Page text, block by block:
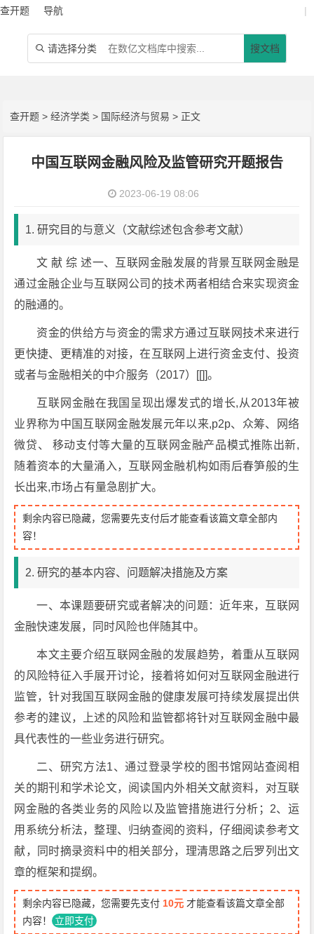
查开题 导航 |
 请选择分类 搜文档
查开题 >经济学类 > 国际经济与贸易 > 正文
中国互联网金融风险及监管研究开题报告
2023-06-19 08:06
1. 研究目的与意义（文献综述包含参考文献）
文 献 综 述一、互联网金融发展的背景互联网金融是
通过金融企业与互联网公司的技术两者相结合来实现资金
的融通的。
资金的供给方与资金的需求方通过互联网技术来进行
更快捷、更精准的对接，在互联网上进行资金支付、投资
或者与金融相关的中介服务（2017）[[]]。
互联网金融在我国呈现出爆发式的增长,从2013年被
业界称为中国互联网金融发展元年以来,p2p、众筹、网络
微贷、 移动支付等大量的互联网金融产品模式推陈出新,
随着资本的大量涌入，互联网金融机构如雨后春笋般的生
长出来,市场占有量急剧扩大。
剩余内容已隐藏，您需要先支付后才能查看该篇文章全部内
容！
2. 研究的基本内容、问题解决措施及方案
一、本课题要研究或者解决的问题：近年来，互联网
金融快速发展，同时风险也伴随其中。
本文主要介绍互联网金融的发展趋势，着重从互联网
的风险特征入手展开讨论，接着将如何对互联网金融进行
监管，针对我国互联网金融的健康发展可持续发展提出供
参考的建议，上述的风险和监管都将针对互联网金融中最
具代表性的一些业务进行研究。
二、研究方法1、通过登录学校的图书馆网站查阅相
关的期刊和学术论文，阅读国内外相关文献资料，对互联
网金融的各类业务的风险以及监管措施进行分析；2、运
用系统分析法，整理、归纳查阅的资料，仔细阅读参考文
献，同时摘录资料中的相关部分，理清思路之后罗列出文
章的框架和提纲。
剩余内容已隐藏，您需要先支付 10元 才能查看该篇文章全部
内容！ 立即支付